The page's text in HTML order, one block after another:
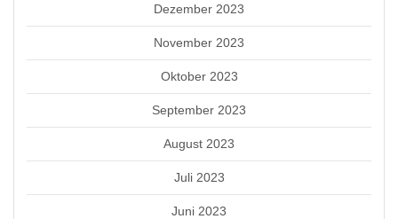
Dezember 2023
November 2023
Oktober 2023
September 2023
August 2023
Juli 2023
Juni 2023